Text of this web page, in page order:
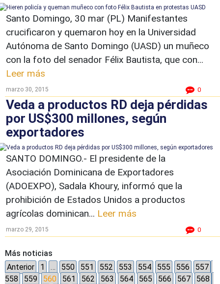
Santo Domingo, 30 mar (PL) Manifestantes
crucificaron y quemaron hoy en la Universidad
Autónoma de Santo Domingo (UASD) un muñeco
con la foto del senador Félix Bautista, que con...
Leer más
marzo 30, 2015 0
Veda a productos RD deja pérdidas
por US$300 millones, según
exportadores
SANTO DOMINGO.- El presidente de la
Asociación Dominicana de Exportadores
(ADOEXPO), Sadala Khoury, informó que la
prohibición de Estados Unidos a productos
agrícolas dominican... Leer más
marzo 29, 2015 0
Más noticias
Anterior
1 … 550 551 552 553 554 555 556
557
558
559 560 561 562 563 564 565 566 567
568